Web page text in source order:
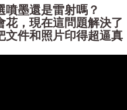
噴墨還是雷射嗎？
，現在這問題解決了
件和照片印得超逼真